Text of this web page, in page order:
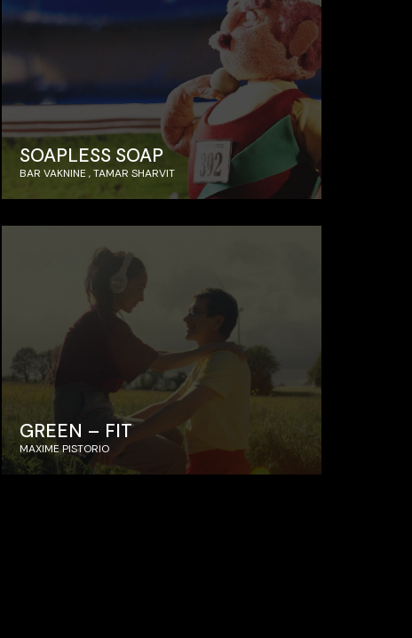
SOAPLESS SOAP
BAR VAKNINE , TAMAR SHARVIT
GREEN – FIT
MAXIME PISTORIO